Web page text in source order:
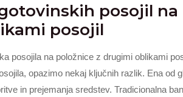
posojil na
posojil
posojila na položnice z drugimi oblikami
opazimo nekaj ključnih razlik. Ena od
in prejemanja sredstev. Tradicionalna